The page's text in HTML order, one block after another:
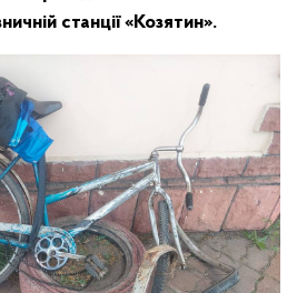
станції «Козятин».